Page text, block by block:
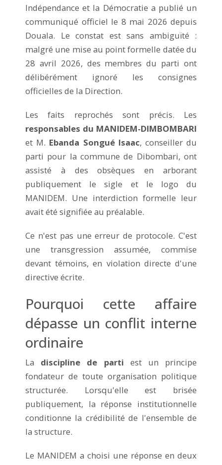
Indépendance et la Démocratie a publié un
communiqué officiel le 8 mai 2026 depuis
Douala. Le constat est sans ambiguïté :
malgré une mise au point formelle datée du
28 avril 2026, des membres du parti ont
délibérément ignoré les consignes
officielles de la Direction.
Les faits reprochés sont précis. Les
responsables du MANIDEM-DIMBOMBARI
et M. Ebanda Songué Isaac, conseiller du
parti pour la commune de Dibombari, ont
assisté à des obsèques en arborant
publiquement le sigle et le logo du
MANIDEM. Une interdiction formelle leur
avait été signifiée au préalable.
Ce n'est pas une erreur de protocole. C'est
une transgression assumée, commise
devant témoins, en violation directe d'une
directive écrite.
Pourquoi cette affaire
dépasse un conflit interne
ordinaire
La discipline de parti est un principe
fondateur de toute organisation politique
structurée. Lorsqu'elle est brisée
publiquement, la réponse institutionnelle
conditionne la crédibilité de l'ensemble de
la structure.
Le MANIDEM a choisi une réponse en deux